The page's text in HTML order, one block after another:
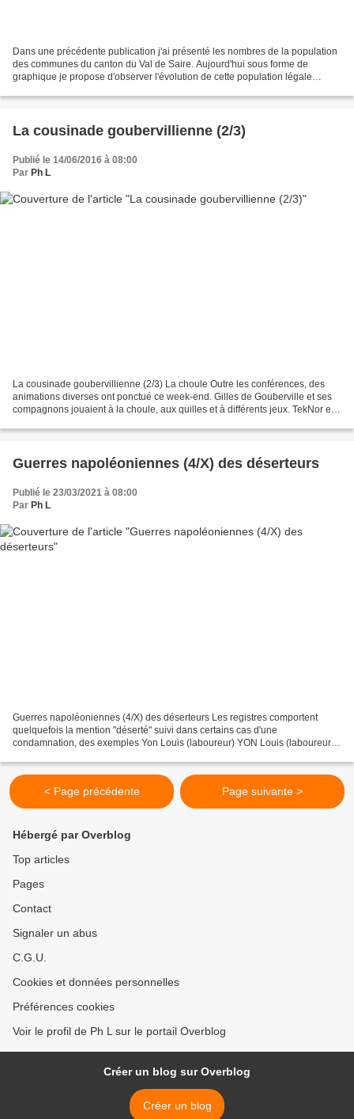
Dans une précédente publication j'ai présenté les nombres de la population
des communes du canton du Val de Saire. Aujourd'hui sous forme de
graphique je propose d'observer l'évolution de cette population légale
La cousinade goubervillienne (2/3)
Publié le 14/06/2016 à 08:00
Par Ph L
La cousinade goubervillienne (2/3) La choule Outre les conférences, des
animations diverses ont ponctué ce week-end. Gilles de Gouberville et ses
compagnons jouaient à la choule, aux quilles et à différents jeux. TekNor et
Guerres napoléoniennes (4/X) des déserteurs
Publié le 23/03/2021 à 08:00
Par Ph L
Guerres napoléoniennes (4/X) des déserteurs Les registres comportent
quelquefois la mention "déserté" suivi dans certains cas d'une
condamnation, des exemples Yon Louis (laboureur) YON Louis (laboureur)
< Page précédente Page suivante >
Hébergé par Overblog
Top articles
Pages
Contact
Signaler un abus
C.G.U.
Cookies et données personnelles
Préférences cookies
Voir le profil de Ph L sur le portail Overblog
Créer un blog sur Overblog
Créer un blog